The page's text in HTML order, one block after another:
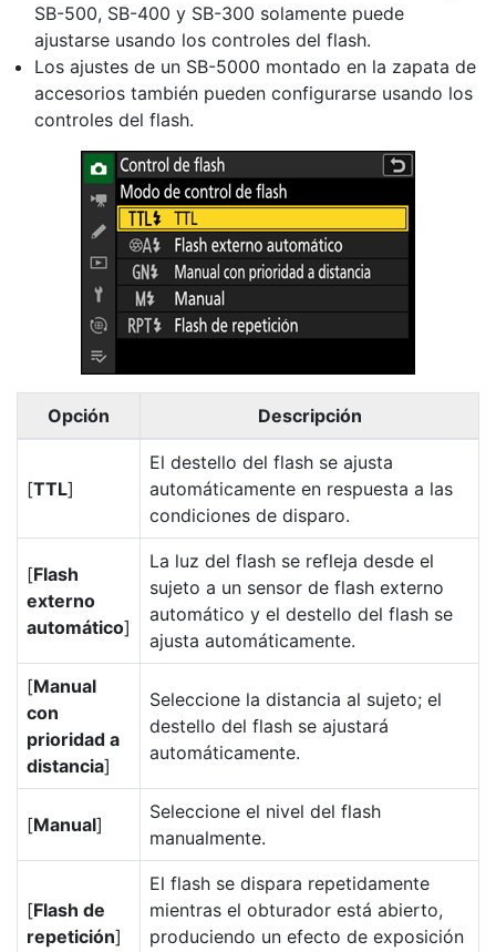
SB-500, SB-400 y SB-300 solamente puede
ajustarse usando los controles del flash.
Los ajustes de un SB-5000 montado en la zapata de
accesorios también pueden configurarse usando los
controles del flash.
Opción Descripción
[TTL]
El destello del flash se ajusta
automáticamente en respuesta a las
condiciones de disparo.
[Flash
externo
automático]
La luz del flash se refleja desde el
sujeto a un sensor de flash externo
automático y el destello del flash se
ajusta automáticamente.
[Manual
con
prioridad a
distancia]
Seleccione la distancia al sujeto; el
destello del flash se ajustará
automáticamente.
[Manual]
Seleccione el nivel del flash
manualmente.
[Flash de
repetición]
El flash se dispara repetidamente
mientras el obturador está abierto,
produciendo un efecto de exposición